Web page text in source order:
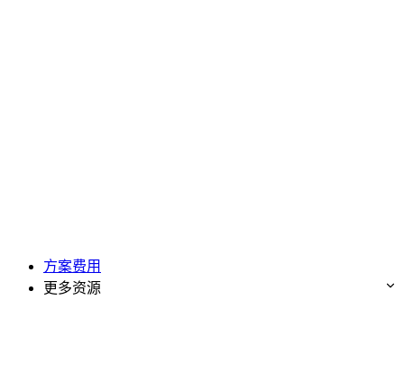
方案费用
更多资源